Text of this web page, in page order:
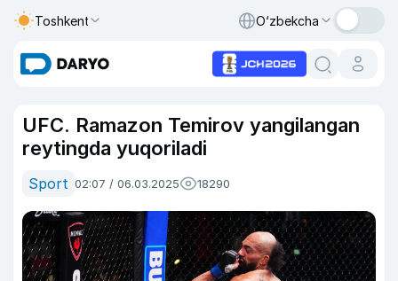
Toshkent O‘zbekcha
UFC. Ramazon Temirov yangilangan
reytingda yuqoriladi
Sport 02:07 / 06.03.2025 18290